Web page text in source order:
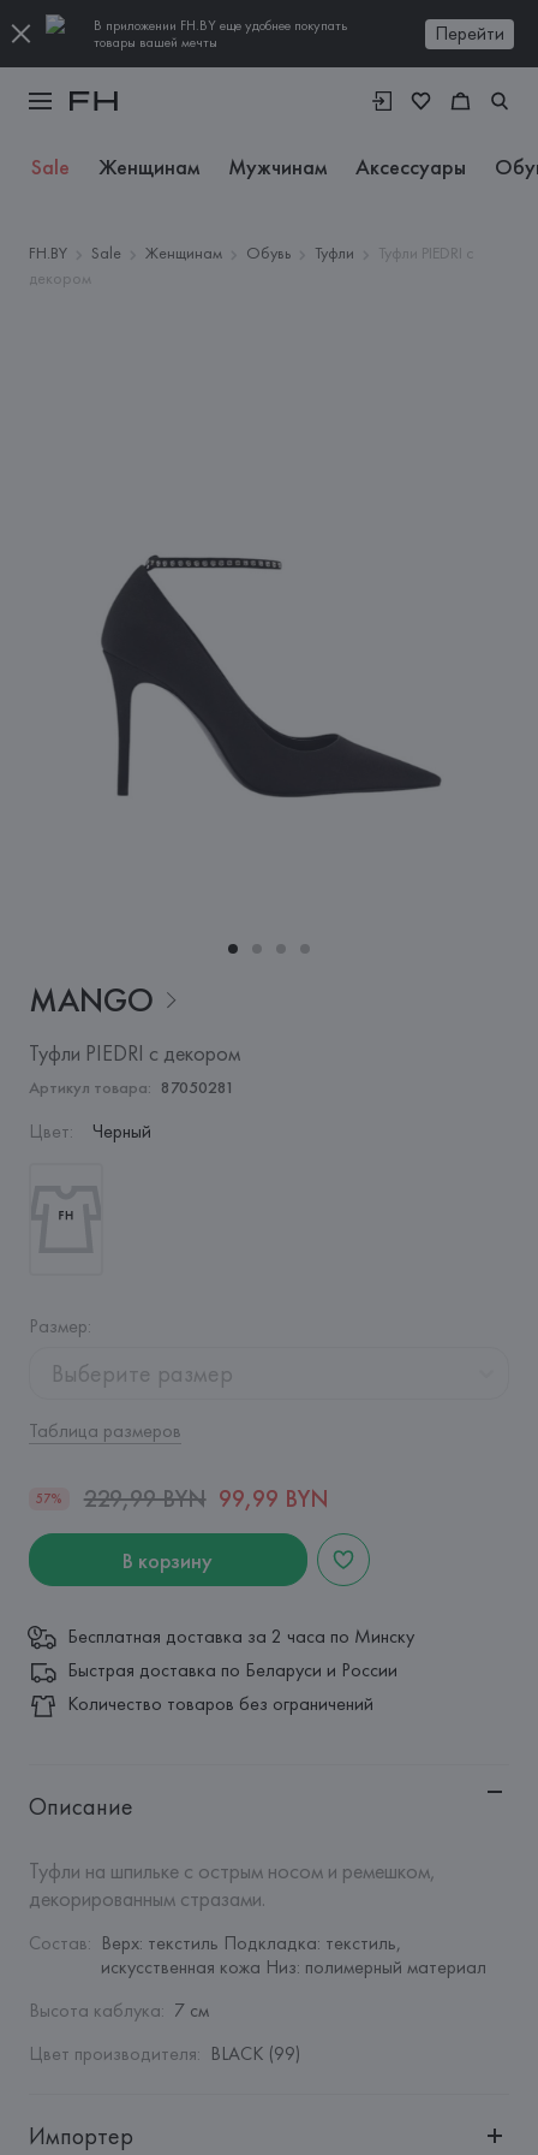
В приложении FH.BY еще удобнее покупать
товары вашей мечты
Перейти
Sale Женщинам Мужчинам Аксессуары
FH.BY Sale Женщинам Обувь Туфли
Туфли PIEDRI с
декором
MANGO
Туфли PIEDRI с декором
Артикул товара: 87050281
Цвет: Черный
Размер:
Выберите размер
Таблица размеров
57% 229,99 BYN 99,99 BYN
В корзину
Бесплатная доставка за 2 часа по Минску
Быстрая доставка по Беларуси и России
Количество товаров без ограничений
Описание
Туфли на шпильке с острым носом и ремешком,
декорированным стразами.
Состав: Верх: текстиль Подкладка: текстиль,
искусственная кожа Низ: полимерный материал
Высота каблука: 7 см
Цвет производителя: BLACK (99)
Импортер